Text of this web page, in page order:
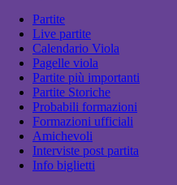
Partite
Live partite
Calendario Viola
Pagelle viola
Partite più importanti
Partite Storiche
Probabili formazioni
Formazioni ufficiali
Amichevoli
Interviste post partita
Info biglietti